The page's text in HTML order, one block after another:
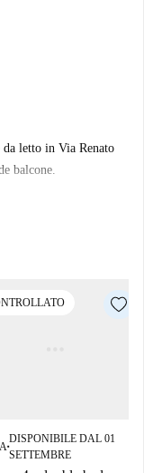
letto in Via Renato
balcone.
■
DISPONIBILE DAL 01
SETTEMBRE